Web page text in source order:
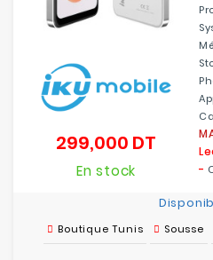
-
299,000 DT
En stock
Boutique Tunis Sousse